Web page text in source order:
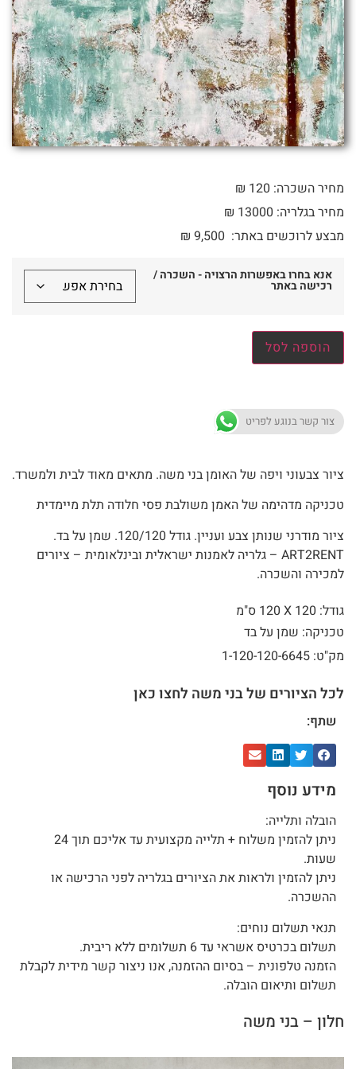
מחיר השכרה: 120 ₪
מחיר בגלריה: 13000 ₪
מבצע לרוכשים באתר:
₪ 9,500
אנא בחרו באפשרות הרצויה - השכרה /
רכישה באתר
הוספה לסל
צור קשר בנוגע לפריט
ציור צבעוני ויפה של האומן בני משה. מתאים מאוד לבית ולמשרד.
טכניקה מדהימה של האמן משולבת פסי חלודה תלת מיימדית
ציור מודרני שנותן צבע ועניין. גודל 120/120. שמן על בד.
ART2RENT – גלריה לאמנות ישראלית ובינלאומית – ציורים
למכירה והשכרה.
גודל: 120 X
120 ס"מ
טכניקה: שמן על בד
מק"ט: 1-120-120-6645
לכל הציורים של בני משה לחצו כאן
שתף:
מידע נוסף
הובלה ותלייה:
ניתן להזמין משלוח + תלייה מקצועית עד אליכם תוך 24
שעות.
ניתן להזמין ולראות את הציורים בגלריה לפני הרכישה או
ההשכרה.
תנאי תשלום נוחים:
תשלום בכרטיס אשראי עד 6 תשלומים ללא ריבית.
הזמנה טלפונית – בסיום ההזמנה, אנו ניצור קשר מידית לקבלת
תשלום ותיאום הובלה.
חלון – בני משה